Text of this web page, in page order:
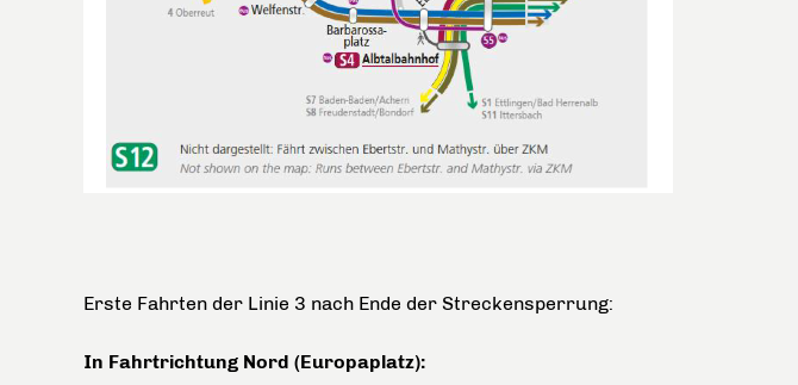
Erste Fahrten der Linie 3 nach Ende der Streckensperrung:
In Fahrtrichtung Nord (Europaplatz):